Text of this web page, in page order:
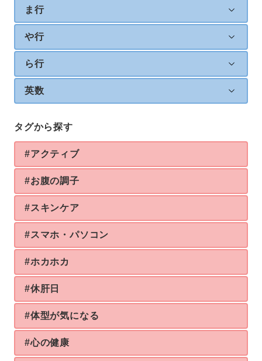
ま行
や行
ら行
英数
タグから探す
#アクティブ
#お腹の調子
#スキンケア
#スマホ・パソコン
#ホカホカ
#休肝日
#体型が気になる
#心の健康